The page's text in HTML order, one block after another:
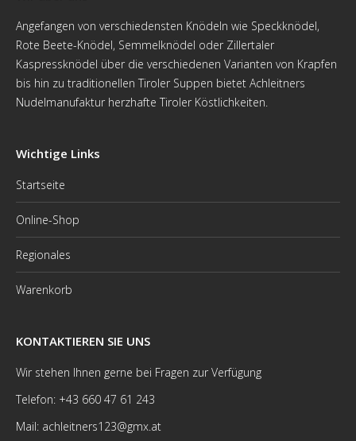
Angefangen von verschiedensten Knödeln wie Speckknödel,
Rote Beete-Knödel, Semmelknödel oder Zillertaler
Kaspressknödel über die verschiedenen Varianten von Krapfen
bis hin zu traditionellen Tiroler Suppen bietet Achleitners
Nudelmanufaktur herzhafte Tiroler Köstlichkeiten.
Wichtige Links
Startseite
Online-Shop
Regionales
Warenkorb
KONTAKTIEREN SIE UNS
Wir stehen Ihnen gerne bei Fragen zur Verfügung
Telefon: +43 660 47 61 243
Mail: achleitners123@gmx.at